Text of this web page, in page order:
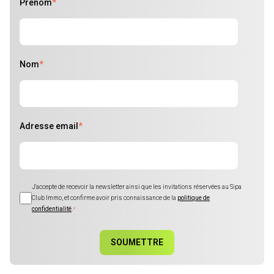
Prénom*
Nom*
Adresse email *
J'accepte de recevoir la newsletter ainsi que les invitations réservées au Sipa
Club Immo, et confirme avoir pris connaissance de la politique de
confidentialité*